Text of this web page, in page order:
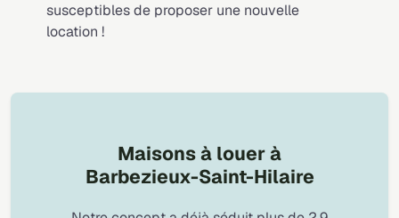
susceptibles de proposer une nouvelle
location !
Maisons à louer à
Barbezieux-Saint-Hilaire